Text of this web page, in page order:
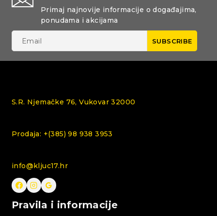
Primaj najnovije informacije o događajima,
ponudama i akcijama
S.R. Njemačke 76, Vukovar 32000
Prodaja: +(385) 98 938 3953
info@kljuc17.hr
Pravila i informacije